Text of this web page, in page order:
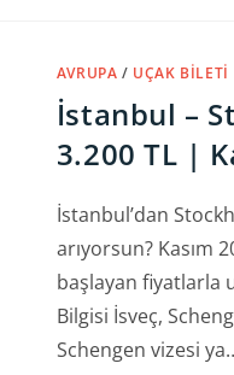
AVRUPA / UÇAK BILETI
İstanbul –
3.200 TL |
İstanbul’dan
arıyorsun? Kasım
başlayan fiyatlarla
Bilgisi İsveç,
Schengen vizesi